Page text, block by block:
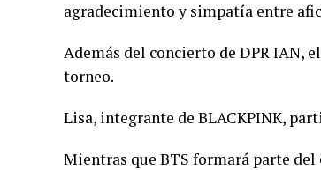
agradecimiento y simpatía entre
Además del concierto de DPR IAN,
torneo.
Lisa, integrante de BLACKPINK,
Mientras que BTS formará parte